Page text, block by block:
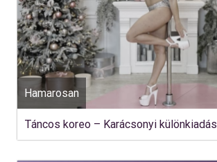
Hamarosan
Táncos koreo – Karácsonyi különkiadás